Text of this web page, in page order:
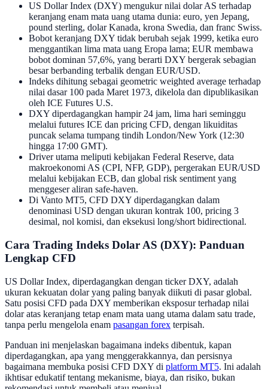
US Dollar Index (DXY) mengukur nilai dolar AS terhadap
keranjang enam mata uang utama dunia: euro, yen Jepang,
pound sterling, dolar Kanada, krona Swedia, dan franc Swiss.
Bobot keranjang DXY tidak berubah sejak 1999, ketika euro
menggantikan lima mata uang Eropa lama; EUR membawa
bobot dominan 57,6%, yang berarti DXY bergerak sebagian
besar berbanding terbalik dengan EUR/USD.
Indeks dihitung sebagai geometric weighted average terhadap
nilai dasar 100 pada Maret 1973, dikelola dan dipublikasikan
oleh ICE Futures U.S.
DXY diperdagangkan hampir 24 jam, lima hari seminggu
melalui futures ICE dan pricing CFD, dengan likuiditas
puncak selama tumpang tindih London/New York (12:30
hingga 17:00 GMT).
Driver utama meliputi kebijakan Federal Reserve, data
makroekonomi AS (CPI, NFP, GDP), pergerakan EUR/USD
melalui kebijakan ECB, dan global risk sentiment yang
menggeser aliran safe-haven.
Di Vanto MT5, CFD DXY diperdagangkan dalam
denominasi USD dengan ukuran kontrak 100, pricing 3
desimal, nol komisi, dan eksekusi long/short bidirectional.
Cara Trading Indeks Dolar AS (DXY): Panduan
Lengkap CFD
US Dollar Index, diperdagangkan dengan ticker DXY, adalah
ukuran kekuatan dolar yang paling banyak diikuti di pasar global.
Satu posisi CFD pada DXY memberikan eksposur terhadap nilai
dolar atas keranjang tetap enam mata uang utama dalam satu trade,
tanpa perlu mengelola enam pasangan forex terpisah.
Panduan ini menjelaskan bagaimana indeks dibentuk, kapan
diperdagangkan, apa yang menggerakkannya, dan persisnya
bagaimana membuka posisi CFD DXY di platform MT5. Ini adalah
ikhtisar edukatif tentang mekanisme, biaya, dan risiko, bukan